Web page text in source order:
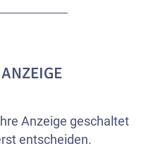
Anzeige geschaltet
entscheiden.